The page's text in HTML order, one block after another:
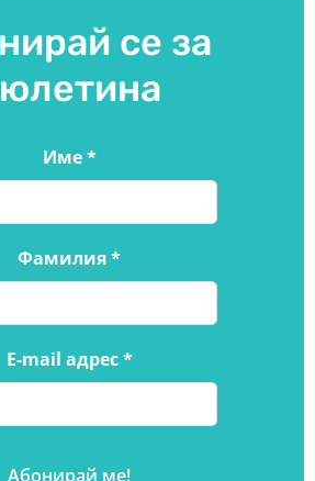
се за
Име*
Фамилия*
E-mail адрес*